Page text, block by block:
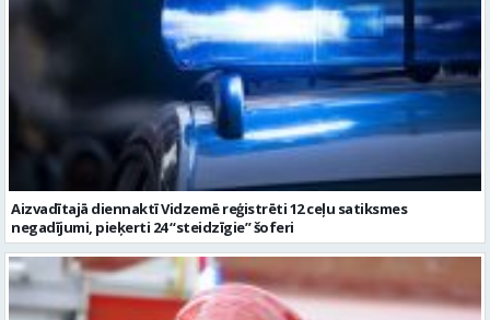
Aizvadītajā diennaktī Vidzemē reģistrēti 12 ceļu satiksmes
negadījumi, pieķerti 24 “steidzīgie” šoferi